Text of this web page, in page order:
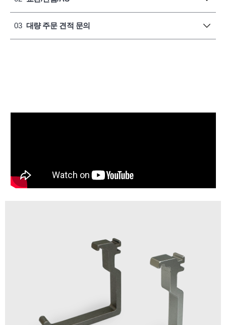
03 대량 주문 견적 문의